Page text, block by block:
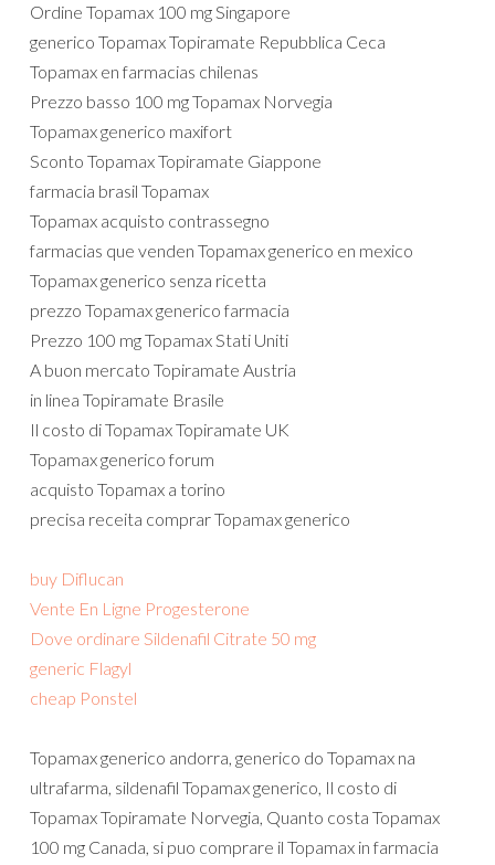
Ordine Topamax 100 mg Singapore
generico Topamax Topiramate Repubblica Ceca
Topamax en farmacias chilenas
Prezzo basso 100 mg Topamax Norvegia
Topamax generico maxifort
Sconto Topamax Topiramate Giappone
farmacia brasil Topamax
Topamax acquisto contrassegno
farmacias que venden Topamax generico en mexico
Topamax generico senza ricetta
prezzo Topamax generico farmacia
Prezzo 100 mg Topamax Stati Uniti
A buon mercato Topiramate Austria
in linea Topiramate Brasile
Il costo di Topamax Topiramate UK
Topamax generico forum
acquisto Topamax a torino
precisa receita comprar Topamax generico
buy Diflucan
Vente En Ligne Progesterone
Dove ordinare Sildenafil Citrate 50 mg
generic Flagyl
cheap Ponstel
Topamax generico andorra, generico do Topamax na
ultrafarma, sildenafil Topamax generico, Il costo di
Topamax Topiramate Norvegia, Quanto costa Topamax
100 mg Canada, si puo comprare il Topamax in farmacia